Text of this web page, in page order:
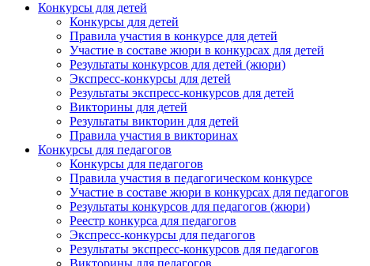
Конкурсы для детей
Конкурсы для детей
Правила участия в конкурсе для детей
Участие в составе жюри в конкурсах для детей
Результаты конкурсов для детей (жюри)
Экспресс-конкурсы для детей
Результаты экспресс-конкурсов для детей
Викторины для детей
Результаты викторин для детей
Правила участия в викторинах
Конкурсы для педагогов
Конкурсы для педагогов
Правила участия в педагогическом конкурсе
Участие в составе жюри в конкурсах для педагогов
Результаты конкурсов для педагогов (жюри)
Реестр конкурса для педагогов
Экспресс-конкурсы для педагогов
Результаты экспресс-конкурсов для педагогов
Викторины для педагогов